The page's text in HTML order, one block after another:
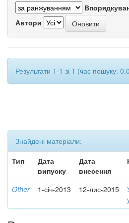
Автори
Результати 1-1 зі 1 (час пошуку:
Знайдені матеріали:
Тип
Дата
випуску
Дата
внесення
Other 1-січ-2013 12-лис-2015